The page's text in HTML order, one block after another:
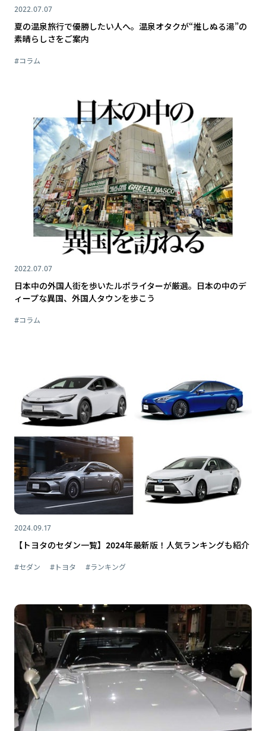
2022.07.07
夏の温泉旅行で優勝したい人へ。温泉オタクが“推しぬる湯”の
素晴らしさをご案内
#コラム
2022.07.07
日本中の外国人街を歩いたルポライターが厳選。日本の中のデ
ィープな異国、外国人タウンを歩こう
#コラム
2024.09.17
【トヨタのセダン一覧】2024年最新版！人気ランキングも紹介
#セダン #トヨタ #ランキング